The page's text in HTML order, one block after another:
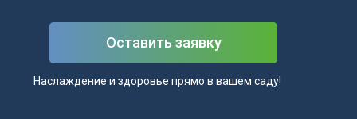
Наслаждение и здоровье прямо в вашем саду!
Оставить заявку